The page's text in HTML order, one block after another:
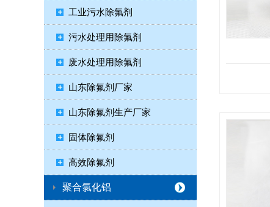
工业污水除氟剂
污水处理用除氟剂
废水处理用除氟剂
山东除氟剂厂家
山东除氟剂生产厂家
固体除氟剂
高效除氟剂
聚合氯化铝